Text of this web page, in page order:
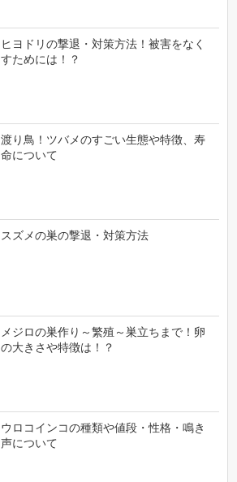
ヒヨドリの撃退・対策方法！被害をなく
すためには！？
渡り鳥！ツバメのすごい生態や特徴、寿
命について
スズメの巣の撃退・対策方法
メジロの巣作り～繁殖～巣立ちまで！卵
の大きさや特徴は！？
ウロコインコの種類や値段・性格・鳴き
声について